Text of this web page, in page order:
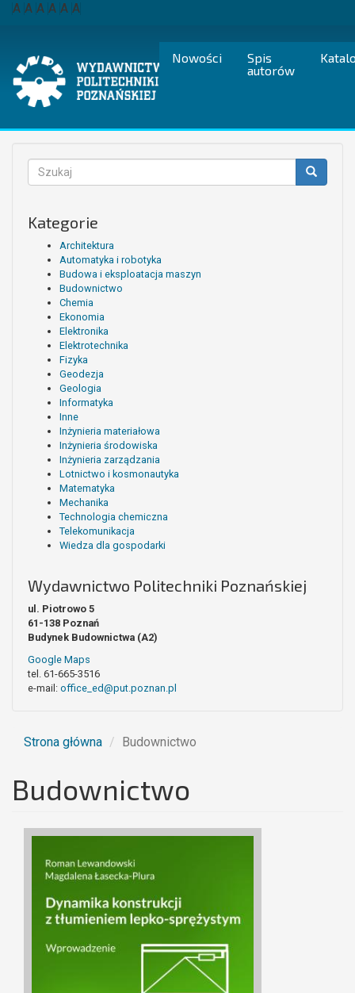
Przejdź
A A A A A A
Nowości
Spis
autorów
Formularz
wyszukiwania
Kategorie
Architektura
Automatyka i robotyka
Budowa i eksploatacja maszyn
Budownictwo
Chemia
Ekonomia
Elektronika
Elektrotechnika
Fizyka
Geodezja
Geologia
Informatyka
Inne
Inżynieria materiałowa
Inżynieria środowiska
Inżynieria zarządzania
Lotnictwo i kosmonautyka
Matematyka
Mechanika
Technologia chemiczna
Telekomunikacja
Wiedza dla gospodarki
Wydawnictwo Politechniki Poznańskiej
ul. Piotrowo 5
61-138 Poznań
Budynek Budownictwa (A2)
Google Maps
tel. 61-665-3516
e-mail: office_ed@put.poznan.pl
Strona główna Budownictwo
Budownictwo